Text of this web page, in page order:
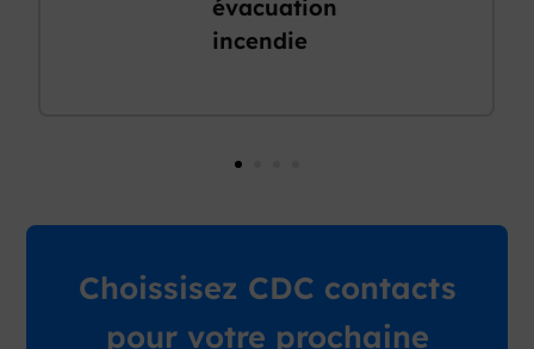
évacuation
incendie
Choissisez CDC contacts
pour votre prochaine